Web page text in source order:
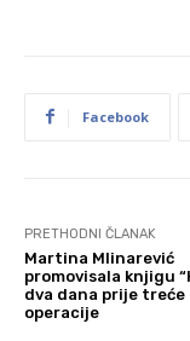
Facebook
PRETHODNI ČLANAK
Martina Mlinarević
promovisala knjigu
dva dana prije treće
operacije